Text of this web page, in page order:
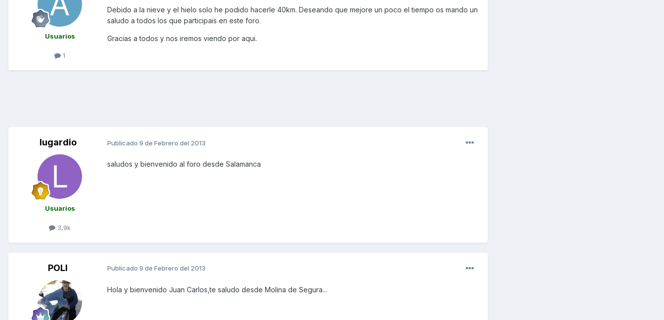
Usuarios
1
Debido a la nieve y el hielo solo he podido hacerle 40km. Deseando que mejore un poco el tiempo os mando un
saludo a todos los que participais en este foro.
Gracias a todos y nos iremos viendo por aqui.
lugardio
Usuarios
3,9k
Publicado 9 de Febrero del 2013
saludos y bienvenido al foro desde Salamanca
POLI Publicado 9 de Febrero del 2013
Hola y bienvenido Juan Carlos,te saludo desde Molina de Segura...